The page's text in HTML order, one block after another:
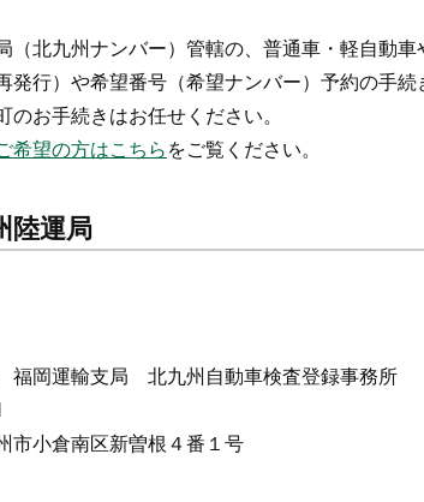
（北九州ナンバー）管轄の、普通車・軽自動
発行）や希望番号（希望ナンバー）予約の手
のお手続きはお任せください。
希望の方はこちら をご覧ください。
陸運局
岡運輸支局 北九州自動車検査登録事務所
市小倉南区新曽根４番１号